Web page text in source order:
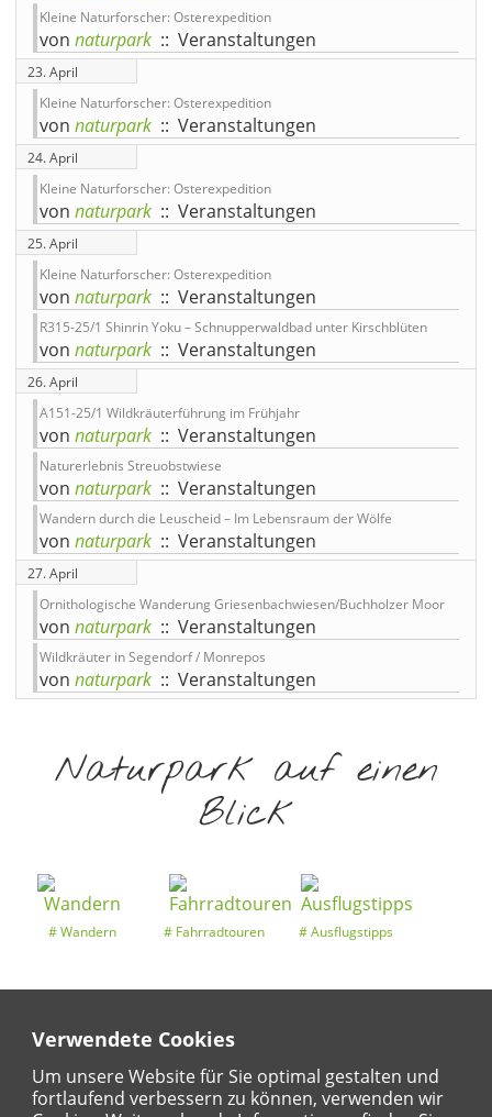
Verwendete Cookies
Um unsere Website für Sie optimal gestalten und
fortlaufend verbessern zu können, verwenden wir
Kleine Naturforscher: Osterexpedition
von naturpark :: Veranstaltungen
23. April
Kleine Naturforscher: Osterexpedition
von naturpark :: Veranstaltungen
24. April
Kleine Naturforscher: Osterexpedition
von naturpark :: Veranstaltungen
25. April
Kleine Naturforscher: Osterexpedition
von naturpark :: Veranstaltungen
R315-25/1 Shinrin Yoku – Schnupperwaldbad unter Kirschblüten
von naturpark :: Veranstaltungen
26. April
A151-25/1 Wildkräuterführung im Frühjahr
von naturpark :: Veranstaltungen
Naturerlebnis Streuobstwiese
von naturpark :: Veranstaltungen
Wandern durch die Leuscheid – Im Lebensraum der Wölfe
von naturpark :: Veranstaltungen
27. April
Ornithologische Wanderung Griesenbachwiesen/Buchholzer Moor
von naturpark :: Veranstaltungen
Wildkräuter in Segendorf / Monrepos
von naturpark :: Veranstaltungen
Naturpark auf einen
Blick
Wandern Fahrradtouren Ausflugstipps
Entdeckertouren Ansichten